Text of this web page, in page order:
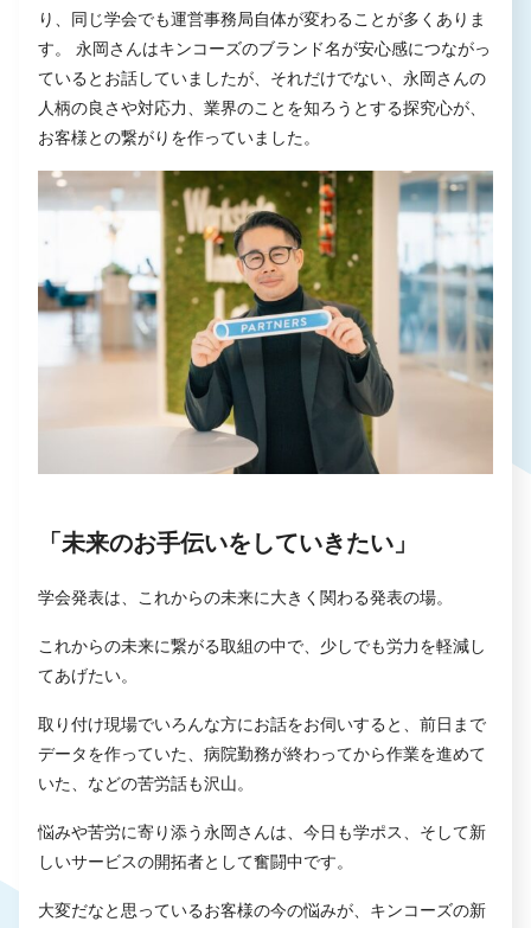
り、同じ学会でも運営事務局自体が変わることが多くありま
す。 永岡さんはキンコーズのブランド名が安心感につながっ
ているとお話していましたが、それだけでない、永岡さんの
人柄の良さや対応力、業界のことを知ろうとする探究心が、
お客様との繋がりを作っていました。
「未来のお手伝いをしていきたい」
学会発表は、これからの未来に大きく関わる発表の場。
これからの未来に繋がる取組の中で、少しでも労力を軽減し
てあげたい。
取り付け現場でいろんな方にお話をお伺いすると、前日まで
データを作っていた、病院勤務が終わってから作業を進めて
いた、などの苦労話も沢山。
悩みや苦労に寄り添う永岡さんは、今日も学ポス、そして新
しいサービスの開拓者として奮闘中です。
大変だなと思っているお客様の今の悩みが、キンコーズの新